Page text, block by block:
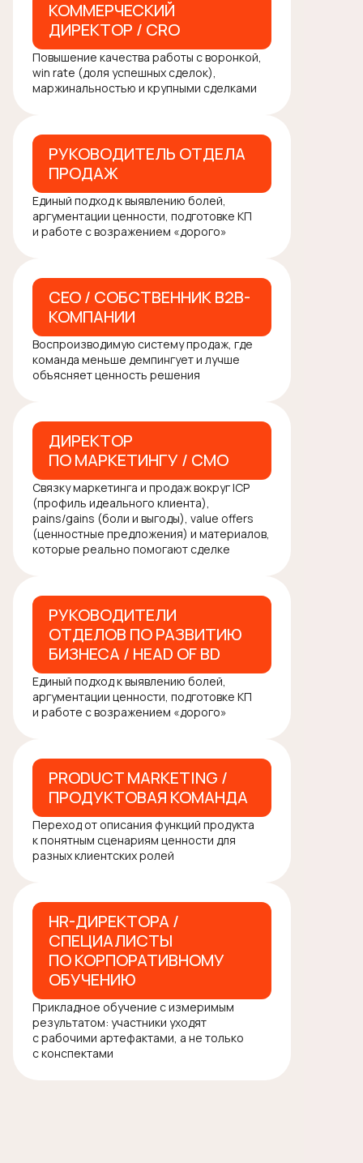
КОММЕРЧЕСКИЙ
ДИРЕКТОР / CRO
Повышение качества работы с воронкой,
win rate (доля успешных сделок),
маржинальностью и крупными сделками
РУКОВОДИТЕЛЬ ОТДЕЛА
ПРОДАЖ
Единый подход к выявлению болей,
аргументации ценности, подготовке КП
и работе с возражением «дорого»
CEO / СОБСТВЕННИК B2B-
КОМПАНИИ
Воспроизводимую систему продаж, где
команда меньше демпингует и лучше
объясняет ценность решения
ДИРЕКТОР
ПО МАРКЕТИНГУ / CMO
Связку маркетинга и продаж вокруг ICP
(профиль идеального клиента),
pains/gains (боли и выгоды), value offers
(ценностные предложения) и материалов,
которые реально помогают сделке
РУКОВОДИТЕЛИ
ОТДЕЛОВ ПО РАЗВИТИЮ
БИЗНЕСА / HEAD OF BD
Единый подход к выявлению болей,
аргументации ценности, подготовке КП
и работе с возражением «дорого»
PRODUCT MARKETING /
ПРОДУКТОВАЯ КОМАНДА
Переход от описания функций продукта
к понятным сценариям ценности для
разных клиентских ролей
HR-ДИРЕКТОРА /
СПЕЦИАЛИСТЫ
ПО КОРПОРАТИВНОМУ
ОБУЧЕНИЮ
Прикладное обучение с измеримым
результатом: участники уходят
с рабочими артефактами, а не только
с конспектами